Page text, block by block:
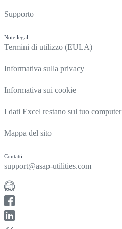
Supporto
Note legali
Termini di utilizzo (EULA)
Informativa sulla privacy
Informativa sui cookie
I dati Excel restano sul tuo computer
Mappa del sito
Contatti
support@asap-utilities.com